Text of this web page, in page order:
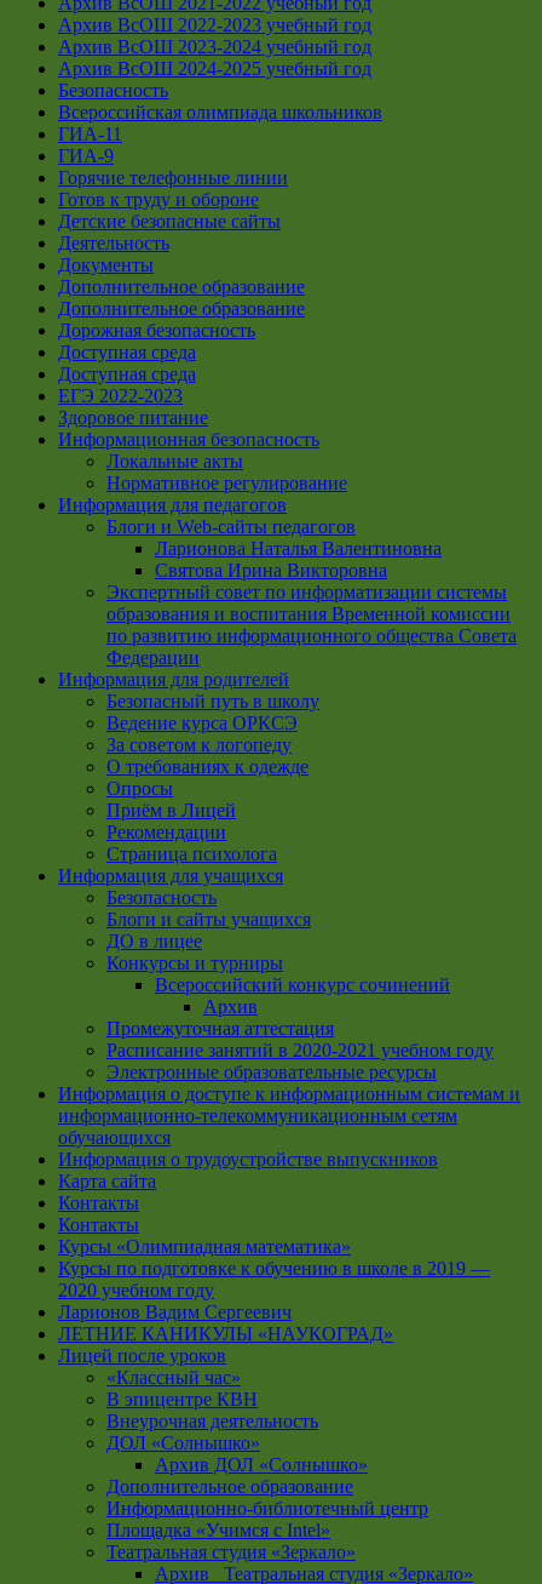
Архив ВсОШ 2022-2023 учебный год
Архив ВсОШ 2023-2024 учебный год
Архив ВсОШ 2024-2025 учебный год
Безопасность
Всероссийская олимпиада школьников
ГИА-11
ГИА-9
Горячие телефонные линии
Готов к труду и обороне
Детские безопасные сайты
Деятельность
Документы
Дополнительное образование
Дополнительное образование
Дорожная безопасность
Доступная среда
Доступная среда
ЕГЭ 2022-2023
Здоровое питание
Информационная безопасность
Локальные акты
Нормативное регулирование
Информация для педагогов
Блоги и Web-сайты педагогов
Ларионова Наталья Валентиновна
Святова Ирина Викторовна
Экспертный совет по информатизации системы
образования и воспитания Временной комиссии
по развитию информационного общества Совета
Федерации
Информация для родителей
Безопасный путь в школу
Ведение курса ОРКСЭ
За советом к логопеду
О требованиях к одежде
Опросы
Приём в Лицей
Рекомендации
Страница психолога
Информация для учащихся
Безопасность
Блоги и сайты учащихся
ДО в лицее
Конкурсы и турниры
Всероссийский конкурс сочинений
Архив
Промежуточная аттестация
Расписание занятий в 2020-2021 учебном году
Электронные образовательные ресурсы
Информация о доступе к информационным системам и
информационно-телекоммуникационным сетям
обучающихся
Информация о трудоустройстве выпускников
Карта сайта
Контакты
Контакты
Курсы «Олимпиадная математика»
Курсы по подготовке к обучению в школе в 2019 —
2020 учебном году
Ларионов Вадим Сергеевич
ЛЕТНИЕ КАНИКУЛЫ «НАУКОГРАД»
Лицей после уроков
«Классный час»
В эпицентре КВН
Внеурочная деятельность
ДОЛ «Солнышко»
Архив ДОЛ «Солнышко»
Дополнительное образование
Информационно-библиотечный центр
Площадка «Учимся с Intel»
Театральная студия «Зеркало»
Архив _Театральная студия «Зеркало»